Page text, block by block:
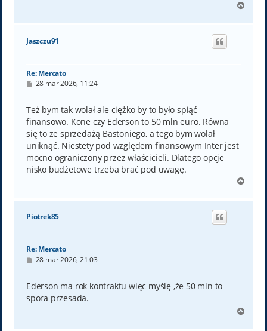
g
Jaszczu91
Re: Mercato
P
t
28 mar 2026, 11:24
Też bym tak wolał ale ciężko by to było spiąć
finansowo. Kone czy Ederson to 50 mln euro. Równa
się to ze sprzedażą Bastoniego, a tego bym wolał
uniknąć. Niestety pod względem finansowym Inter jest
mocno ograniczony przez właścicieli. Dlatego opcje
nisko budżetowe trzeba brać pod uwagę.
g
Piotrek85
Re: Mercato
P
t
28 mar 2026, 21:03
Ederson ma rok kontraktu więc myślę ,że 50 mln to
spora przesada.